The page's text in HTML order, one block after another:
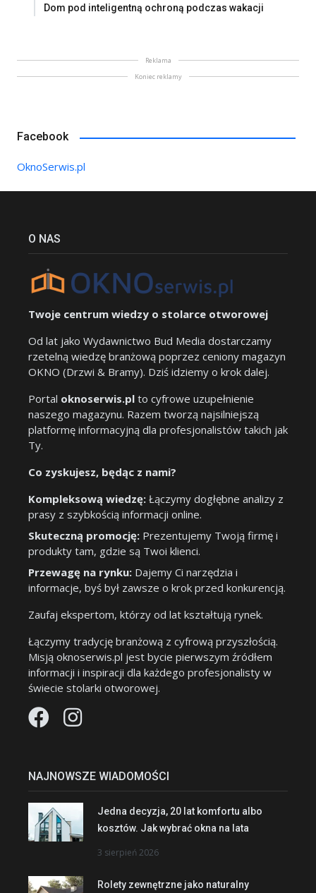
Dom pod inteligentną ochroną podczas wakacji
Reklama
Koniec reklamy
Facebook
OknoSerwis.pl
O NAS
Twoje centrum wiedzy o stolarce otworowej
Od lat jako Wydawnictwo Bud Media dostarczamy
rzetelną wiedzę branżową poprzez ceniony magazyn
OKNO (Drzwi & Bramy). Dziś idziemy o krok dalej.
Portal oknoserwis.pl to cyfrowe uzupełnienie
naszego magazynu. Razem tworzą najsilniejszą
platformę informacyjną dla profesjonalistów takich jak
Ty.
Co zyskujesz, będąc z nami?
Kompleksową wiedzę: Łączymy dogłębne analizy z
prasy z szybkością informacji online.
Skuteczną promocję: Prezentujemy Twoją firmę i
produkty tam, gdzie są Twoi klienci.
Przewagę na rynku: Dajemy Ci narzędzia i
informacje, byś był zawsze o krok przed konkurencją.
Zaufaj ekspertom, którzy od lat kształtują rynek.
Łączymy tradycję branżową z cyfrową przyszłością.
Misją oknoserwis.pl jest bycie pierwszym źródłem
informacji i inspiracji dla każdego profesjonalisty w
świecie stolarki otworowej.
NAJNOWSZE WIADOMOŚCI
Jedna decyzja, 20 lat komfortu albo
kosztów. Jak wybrać okna na lata
3 sierpień 2026
Rolety zewnętrzne jako naturalny